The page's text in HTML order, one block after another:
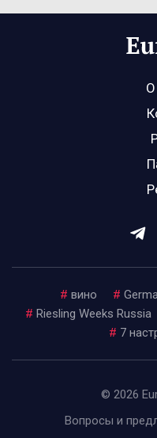
О
# вино #
# Riesling Weeks Russia
# 7
© 2026
Вопросы и